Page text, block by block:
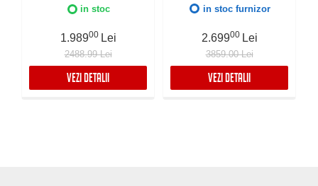
Preaplin Perimetral,
blat
in stoc
1.98900 Lei
2488.99 Lei
VEZI DETALII
12mm, Supapa de golire
zgomot, Sistem drenaj
FALMEC, Instalare flush
sau pe blat
in stoc furnizor
2.69900 Lei
3859.00 Lei
VEZI DETALII